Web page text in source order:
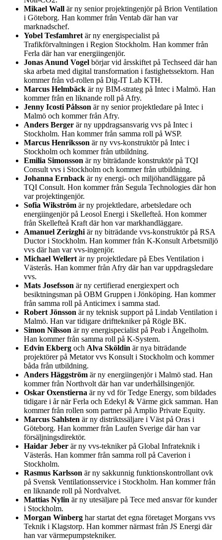
Mikael Wall är ny senior projektingenjör på Brion Ventilation
i Göteborg. Han kommer från Ventab där han var
marknadschef.
Yobel Tesfamhret är ny energispecialist på
Trafikförvaltningen i Region Stockholm. Han kommer från
Ferla där han var energiingenjör.
Jonas Anund Vogel börjar vid årsskiftet på Techseed där han
ska arbeta med digital transformation i fastighetssektorn. Han
kommer från vd-rollen på Dig-IT Lab KTH.
Marcus Helmbäck är ny BIM-strateg på Intec i Malmö. Han
kommer från en liknande roll på Afry.
Jenny Icosti Pålsson är ny senior projektledare på Intec i
Malmö och kommer från Afry.
Anders Berger är ny uppdragsansvarig vvs på Intec i
Stockholm. Han kommer från samma roll på WSP.
Marcus Henriksson är ny vvs-konstruktör på Intec i
Stockholm och kommer från utbildning.
Emilia Simonsson är ny biträdande konstruktör på TQI
Consult vvs i Stockholm och kommer från utbildning.
Johanna Ernback är ny energi- och miljöhandläggare på
TQI Consult. Hon kommer från Segula Technologies där hon
var projektingenjör.
Sofia Wikström är ny projektledare, arbetsledare och
energiingenjör på Leosol Energi i Skellefteå. Hon kommer
från Skellefteå Kraft där hon var markhandläggare.
Amanuel Zerizghi är ny biträdande vvs-konstruktör på RSA
Ductor i Stockholm. Han kommer från K-Konsult Arbetsmiljö
vvs där han var vvs-ingenjör.
Michael Wellert är ny projektledare på Ebes Ventilation i
Västerås. Han kommer från Afry där han var uppdragsledare
vvs.
Mats Josefsson är ny certifierad energiexpert och
besiktningsman på OBM Gruppen i Jönköping. Han kommer
från samma roll på Anticimex i samma stad.
Robert Jönsson är ny teknisk support på Lindab Ventilation i
Malmö. Han var tidigare drifttekniker på Rögle BK.
Simon Nilsson är ny energispecialist på Peab i Ängelholm.
Han kommer från samma roll på K-System.
Edvin Ekberg och Alva Sköldin är nya biträdande
projektörer på Metator vvs Konsult i Stockholm och kommer
båda från utbildning.
Anders Häggström är ny energiingenjör i Malmö stad. Han
kommer från Northvolt där han var underhållsingenjör.
Oskar Oxenstierna är ny vd för Tedge Energy, som bildades
tidigare i år när Ferla och Edekyl & Värme gick samman. Han
kommer från rollen som partner på Amplio Private Equity.
Marcus Sahlsten är ny distriktssäljare i Väst på Oras i
Göteborg. Han kommer från Laufen Sverige där han var
försäljningsdirektör.
Haidar Jeber är ny vvs-tekniker på Global Infrateknik i
Västerås. Han kommer från samma roll på Caverion i
Stockholm.
Rasmus Karlsson är ny sakkunnig funktionskontrollant ovk
på Svensk Ventilationsservice i Stockholm. Han kommer från
en liknande roll på Nordvalvet.
Mattias Nylin är ny utesäljare på Tece med ansvar för kunder
i Stockholm.
Morgan Winberg har startat det egna företaget Morgans vvs
Teknik i Klagstorp. Han kommer närmast från JS Energi där
han var värmepumpstekniker.